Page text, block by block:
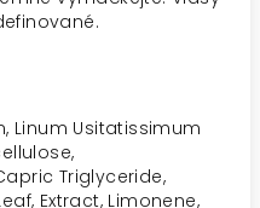
Linum Usitatissimum
Triglyceride,
Extract, Limonene,